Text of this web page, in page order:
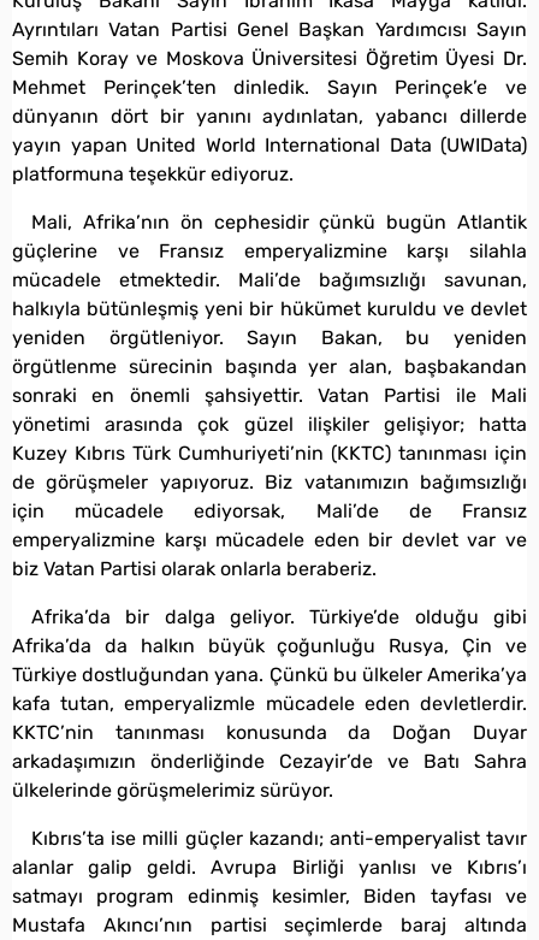
Ayrıntıları Vatan Partisi Genel Başkan Yardımcısı Sayın
Semih Koray ve Moskova Üniversitesi Öğretim Üyesi Dr.
Mehmet Perinçek’ten dinledik. Sayın Perinçek’e ve
dünyanın dört bir yanını aydınlatan, yabancı dillerde
yayın yapan United World International Data (UWIData)
platformuna teşekkür ediyoruz.
Mali, Afrika’nın ön cephesidir çünkü bugün Atlantik
güçlerine ve Fransız emperyalizmine karşı silahla
mücadele etmektedir. Mali’de bağımsızlığı savunan,
halkıyla bütünleşmiş yeni bir hükümet kuruldu ve devlet
yeniden örgütleniyor. Sayın Bakan, bu yeniden
örgütlenme sürecinin başında yer alan, başbakandan
sonraki en önemli şahsiyettir. Vatan Partisi ile Mali
yönetimi arasında çok güzel ilişkiler gelişiyor; hatta
Kuzey Kıbrıs Türk Cumhuriyeti’nin (KKTC) tanınması için
de görüşmeler yapıyoruz. Biz vatanımızın bağımsızlığı
için mücadele ediyorsak, Mali’de de Fransız
emperyalizmine karşı mücadele eden bir devlet var ve
biz Vatan Partisi olarak onlarla beraberiz.
Afrika’da bir dalga geliyor. Türkiye’de olduğu gibi
Afrika’da da halkın büyük çoğunluğu Rusya, Çin ve
Türkiye dostluğundan yana. Çünkü bu ülkeler Amerika’ya
kafa tutan, emperyalizmle mücadele eden devletlerdir.
KKTC’nin tanınması konusunda da Doğan Duyar
arkadaşımızın önderliğinde Cezayir’de ve Batı Sahra
ülkelerinde görüşmelerimiz sürüyor.
Kıbrıs’ta ise milli güçler kazandı; anti-emperyalist tavır
alanlar galip geldi. Avrupa Birliği yanlısı ve Kıbrıs’ı
satmayı program edinmiş kesimler, Biden tayfası ve
Mustafa Akıncı’nın partisi seçimlerde baraj altında